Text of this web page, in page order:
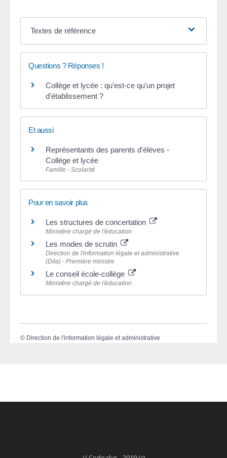
Textes de référence
Questions ? Réponses !
Collège et lycée : qu'est-ce qu'un projet
d'établissement ?
Et aussi
Représentants des parents d'élèves -
Collège et lycée
Famille - Scolarité
Pour en savoir plus
Les structures de concertation
Ministère chargé de l'éducation
Les modes de scrutin
Direction de l'information légale et administrative
(Dila) - Première ministre
Le conseil école-collège
Ministère chargé de l'éducation
© Direction de l'information légale et administrative